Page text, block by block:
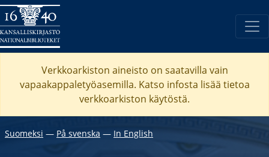
Verkkoarkiston aineisto on saatavilla vain
vapaakappaletyöasemilla. Katso infosta lisää tietoa
verkkoarkiston käytöstä.
Suomeksi ― På svenska ― In English